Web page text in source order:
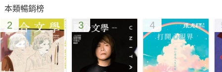
048 墓園 何日君再來：馬婁+莎士比亞 邱錦榮
052 墓園 莎士比亞遇上湯顯祖 鄭政恆
054 酒吧 遇見莎士比亞 儲湘君
058 酒吧 樂讀莎翁樂趣多 焦元溥
060 書店 莎士比亞時代的印刷與書 陳思宏
本類暢銷榜
2 3 4